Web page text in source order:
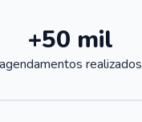
+50 mil
agendamentos realizados